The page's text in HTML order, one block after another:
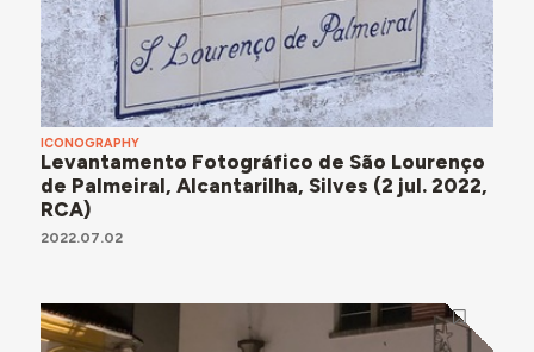
ICONOGRAPHY
Levantamento Fotográfico de São Lourenço
de Palmeiral, Alcantarilha, Silves (2 jul. 2022,
RCA)
2022.07.02